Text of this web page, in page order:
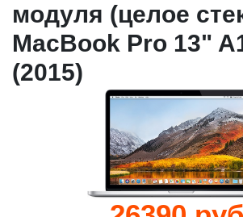
модуля (целое
MacBook Pro 13"
(2015)